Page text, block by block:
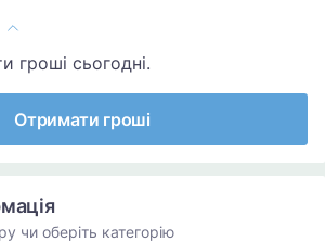
гроші сьогодні.
Отримати гроші
чи оберіть категорію